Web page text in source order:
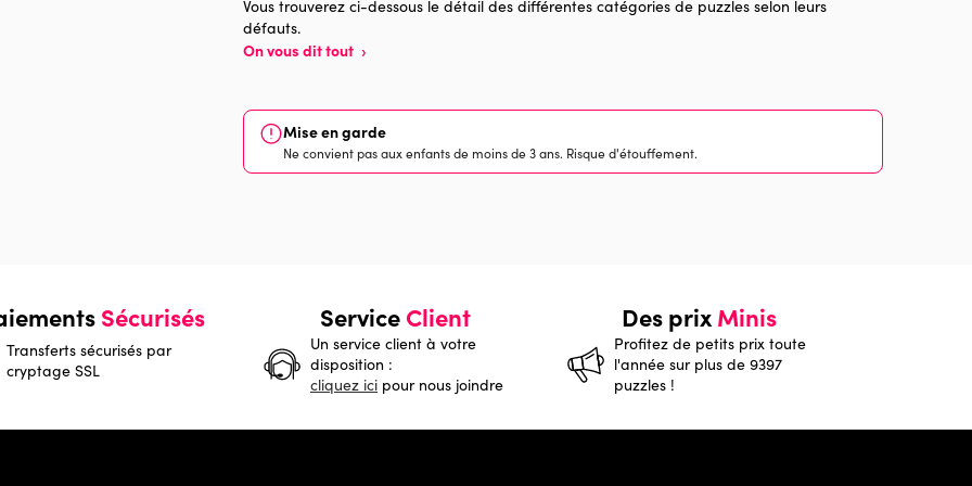
Vous trouverez ci-dessous le détail des différentes catégories de puzzles selon leurs
défauts.
On vous dit tout ›
Mise en garde
Ne convient pas aux enfants de moins de 3 ans. Risque d'étouffement.
Sécurisés
Transferts sécurisés par
cryptage SSL
ServiceClient
Un service client à votre
disposition :
cliquez ici pour nous joindre
Des prixMinis
Profitez de petits prix toute
l'année sur plus de 9397
puzzles !